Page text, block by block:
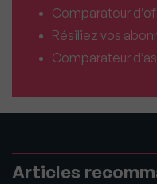
Comparateur
Résiliez vos
Comparateur
Articles